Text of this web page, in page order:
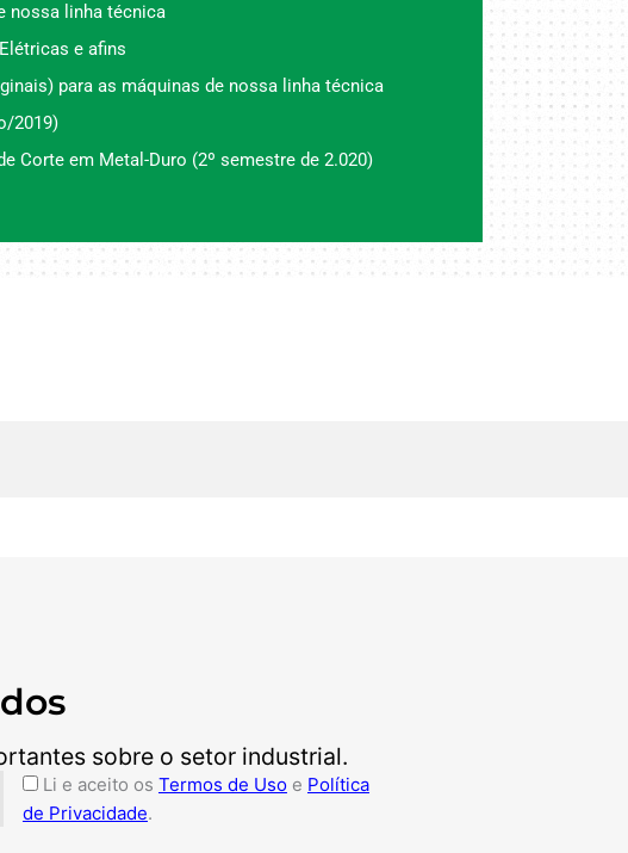
nossa linha técnica
e afins
para as máquinas de nossa linha técnica
2019)
Corte em Metal-Duro (2º semestre de 2.020)
sobre o setor industrial.
Aceite
Li e aceito os Termos de Usoe Política
de Privacidade.